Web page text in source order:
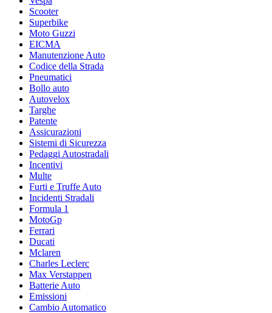
Scooter
Superbike
Moto Guzzi
EICMA
Manutenzione Auto
Codice della Strada
Pneumatici
Bollo auto
Autovelox
Targhe
Patente
Assicurazioni
Sistemi di Sicurezza
Pedaggi Autostradali
Incentivi
Multe
Furti e Truffe Auto
Incidenti Stradali
Formula 1
MotoGp
Ferrari
Ducati
Mclaren
Charles Leclerc
Max Verstappen
Batterie Auto
Emissioni
Cambio Automatico